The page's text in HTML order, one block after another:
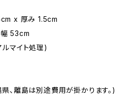
x 厚み 1.5cm
53cm
マイト処理)
、離島は別途費用が掛かります。)